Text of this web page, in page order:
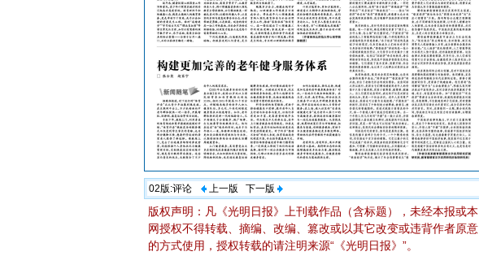
02版:评论 上一版 下一版
版权声明：凡《光明日报》上刊载作品（含标题），未经本报或本
网授权不得转载、摘编、改编、篡改或以其它改变或违背作者原意
的方式使用，授权转载的请注明来源“《光明日报》”。